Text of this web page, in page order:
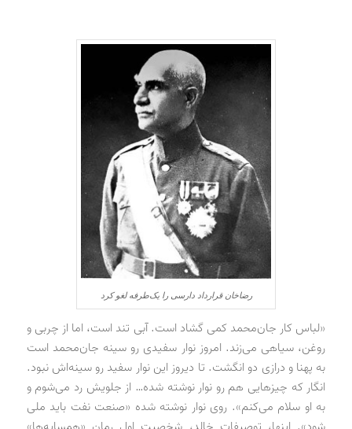
رضاخان قرارداد دارسی را یک‌طرفه لغو کرد
«لباس‌ کار جان‌محمد کمی گشاد است. آبی تند است، اما از چربی و
روغن، سیاهی می‌زند. امروز نوار سفیدی رو سینه جان‌محمد است
به پهنا و درازی دو انگشت. تا دیروز این نوار سفید رو سینه‌اش نبود.
انگار که چیزهایی هم رو نوار نوشته شده… از جلویش رد می‌شوم و
به او سلام می‌کنم». روی نوار نوشته شده «صنعت نفت باید ملی